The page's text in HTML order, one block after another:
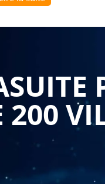
les réseaux sociaux,
établir une
situations difficiles
apprendront à gérer
tout en
200